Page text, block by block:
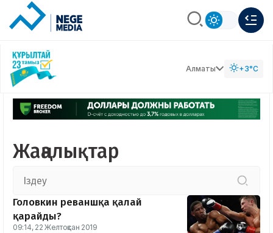
Алматы +3°C
Жаңалықтар
Головкин реваншқа қалай
қарайды?
09:14, 22 Желтоқсан 2019